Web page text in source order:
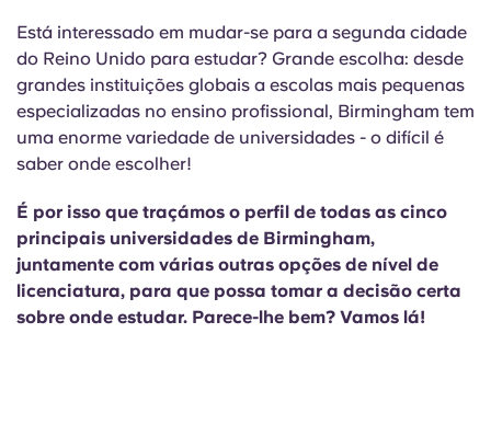
Deutsch
Italian
Portuguese
Está interessado em mudar-se para a segunda cidade
do Reino Unido para estudar? Grande escolha: desde
grandes instituições globais a escolas mais pequenas
especializadas no ensino profissional, Birmingham tem
uma enorme variedade de universidades - o difícil é
saber onde escolher!
É por isso que traçámos o perfil de todas as cinco
principais universidades de Birmingham,
juntamente com várias outras opções de nível de
licenciatura, para que possa tomar a decisão certa
sobre onde estudar. Parece-lhe bem? Vamos lá!